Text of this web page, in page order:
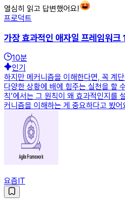
열심히 읽고 답변했어요!
프로덕트
가장 효과적인 애자일 프레임워크
10분
인기
하지만 메커니즘을 이해한다면, 꼭 계
다양한 상황에 배에 힘주는 실천을 할
칙’에서는 그 원칙이 왜 효과적인지를
커니즘을 이해하는 게 중요하다고 봤
요즘IT